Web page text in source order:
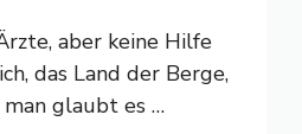
aber keine Hilfe
das Land der Berge,
glaubt es …